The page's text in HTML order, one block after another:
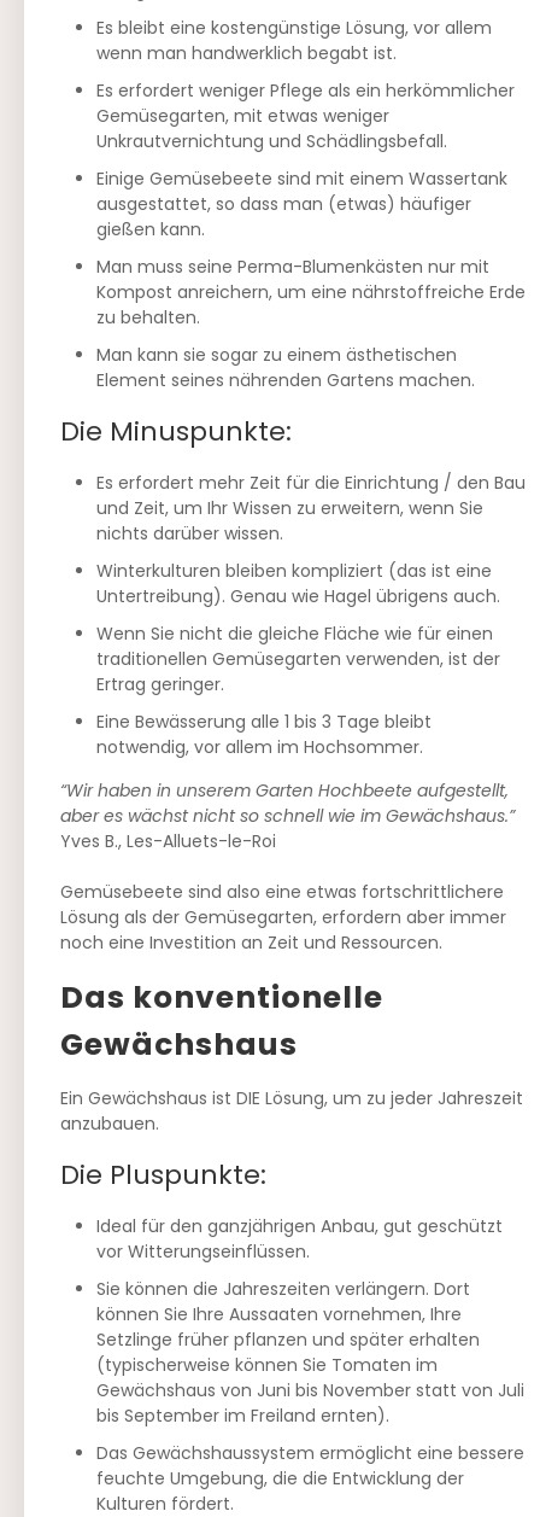
Es bleibt eine kostengünstige Lösung, vor allem
wenn man handwerklich begabt ist.
Es erfordert weniger Pflege als ein herkömmlicher
Gemüsegarten, mit etwas weniger
Unkrautvernichtung und Schädlingsbefall.
Einige Gemüsebeete sind mit einem Wassertank
ausgestattet, so dass man (etwas) häufiger
gießen kann.
Man muss seine Perma-Blumenkästen nur mit
Kompost anreichern, um eine nährstoffreiche Erde
zu behalten.
Man kann sie sogar zu einem ästhetischen
Element seines nährenden Gartens machen.
Die Minuspunkte:
Es erfordert mehr Zeit für die Einrichtung / den Bau
und Zeit, um Ihr Wissen zu erweitern, wenn Sie
nichts darüber wissen.
Winterkulturen bleiben kompliziert (das ist eine
Untertreibung). Genau wie Hagel übrigens auch.
Wenn Sie nicht die gleiche Fläche wie für einen
traditionellen Gemüsegarten verwenden, ist der
Ertrag geringer.
Eine Bewässerung alle 1 bis 3 Tage bleibt
notwendig, vor allem im Hochsommer.
“Wir haben in unserem Garten Hochbeete aufgestellt,
aber es wächst nicht so schnell wie im Gewächshaus.”
Yves B., Les-Alluets-le-Roi
Gemüsebeete sind also eine etwas fortschrittlichere
Lösung als der Gemüsegarten, erfordern aber immer
noch eine Investition an Zeit und Ressourcen.
Das konventionelle
Gewächshaus
Ein Gewächshaus ist DIE Lösung, um zu jeder Jahreszeit
anzubauen.
Die Pluspunkte:
Ideal für den ganzjährigen Anbau, gut geschützt
vor Witterungseinflüssen.
Sie können die Jahreszeiten verlängern. Dort
können Sie Ihre Aussaaten vornehmen, Ihre
Setzlinge früher pflanzen und später erhalten
(typischerweise können Sie Tomaten im
Gewächshaus von Juni bis November statt von Juli
bis September im Freiland ernten).
Das Gewächshaussystem ermöglicht eine bessere
feuchte Umgebung, die die Entwicklung der
Kulturen fördert.